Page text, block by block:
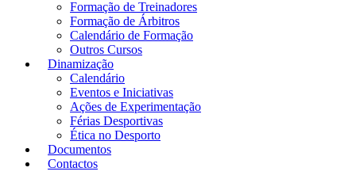
Formação de Treinadores
Formação de Árbitros
Calendário de Formação
Outros Cursos
Dinamização
Calendário
Eventos e Iniciativas
Ações de Experimentação
Férias Desportivas
Ética no Desporto
Documentos
Contactos